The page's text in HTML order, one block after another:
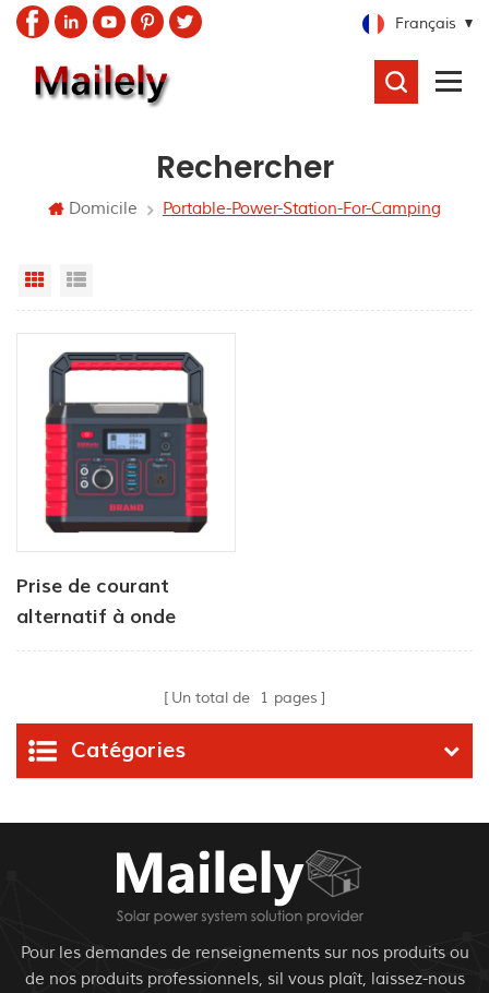
Français
Rechercher
Domicile Portable-Power-Station-For-Camping
Grid View
Prise de courant
alternatif à onde
sinusoïdale pure pour
Un total de 1 pages
Catégories
Pour les demandes de renseignements sur nos produits ou
de nos produits professionnels, sil vous plaît, laissez-nous